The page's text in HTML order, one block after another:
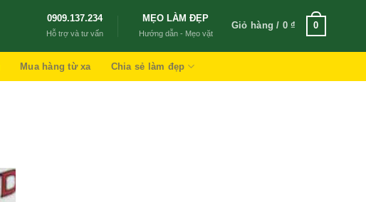
0909.137.234
Hỗ trợ và tư vấn
MẸO LÀM ĐẸP
Hướng dẫn - Mẹo vặt
Giỏ hàng / 0₫ 0
Mua hàng từ xa Chia sẻ làm đẹp